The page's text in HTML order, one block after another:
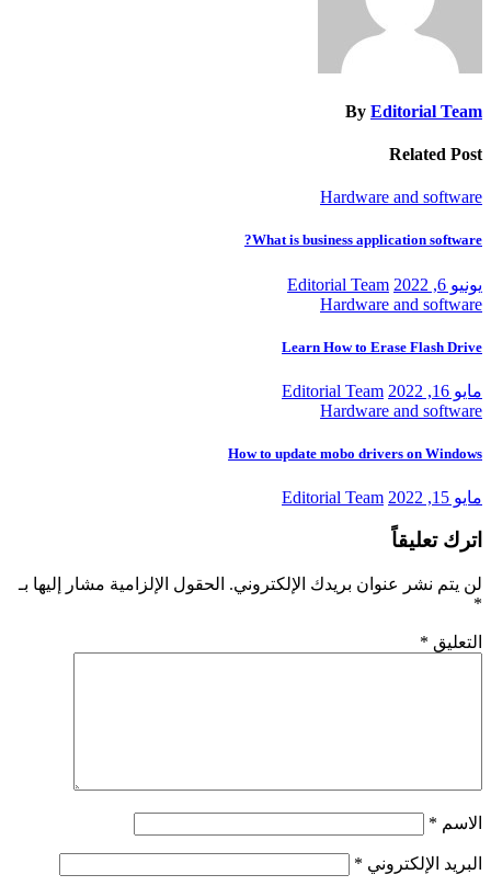
By Editorial Team
Related Post
Hardware and software
What is business application software?
يونيو 6, 2022
Editorial Team
Hardware and software
Learn How to Erase Flash Drive
مايو 16, 2022
Editorial Team
Hardware and software
How to update mobo drivers on Windows
مايو 15, 2022 Editorial Team
اترك تعليقاً
لن يتم نشر عنوان بريدك الإلكتروني. الحقول الإلزامية مشار إليها بـ
*
التعليق *
الاسم *
البريد الإلكتروني *